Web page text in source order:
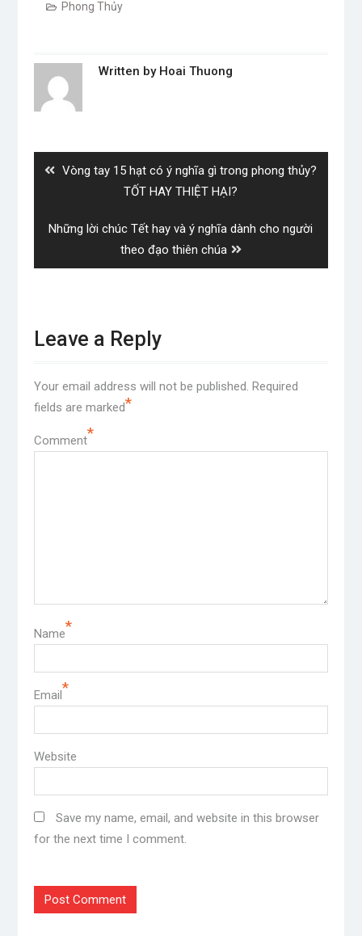
Phong Thủy
Written by Hoai Thuong
Previous
Vòng tay 15 hạt có ý nghĩa gì trong phong thủy?
TỐT HAY THIỆT HẠI?
Next
Những lời chúc Tết hay và ý nghĩa dành cho người
theo đạo thiên chúa
Leave a Reply
Your email address will not be published. Required
fields are marked*
Comment*
Name*
Email*
Website
Save my name, email, and website in this browser
for the next time I comment.